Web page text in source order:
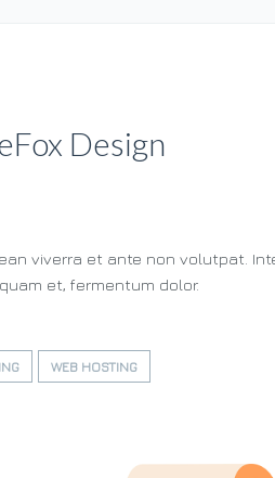
Design
viverra et ante non volutpat.
et, fermentum dolor.
WEB HOSTING